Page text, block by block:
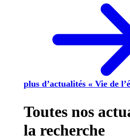
plus d’actualités « Vie de
Toutes nos
la recherche